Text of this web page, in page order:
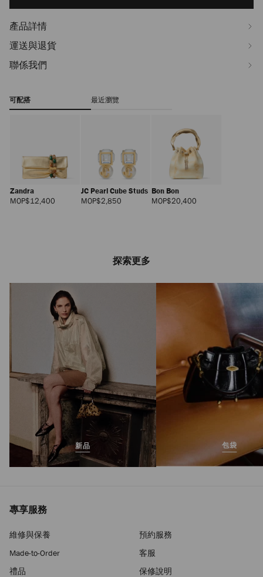
產品詳情
運送與退貨
聯係我們
可配搭 最近瀏覽
Zandra
MOP$12,400
JC Pearl Cube Studs
MOP$2,850正
Bon Bon
MOP$20,400
MOP$8,290正
價
探索更多
新品 包袋
專享服務
維修與保養
預約服務
Made-to-Order
客服
禮品
保修說明